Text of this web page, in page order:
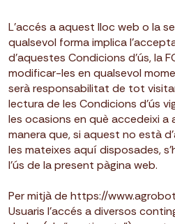
L’accés a aquest lloc web o la
qualsevol forma implica
d’aquestes Condicions d’ús, la
modificar-les en qualsevol
serà responsabilitat de tot
lectura de les Condicions d’ús
les ocasions en què accedeixi a
manera que, si aquest no està
les mateixes aquí disposades,
l’ús de la present pàgina web.
Per mitjà de https://
Usuaris l’accés a diversos